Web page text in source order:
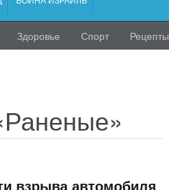
Здоровье Спорт Рецепты
взрыва автомобиля